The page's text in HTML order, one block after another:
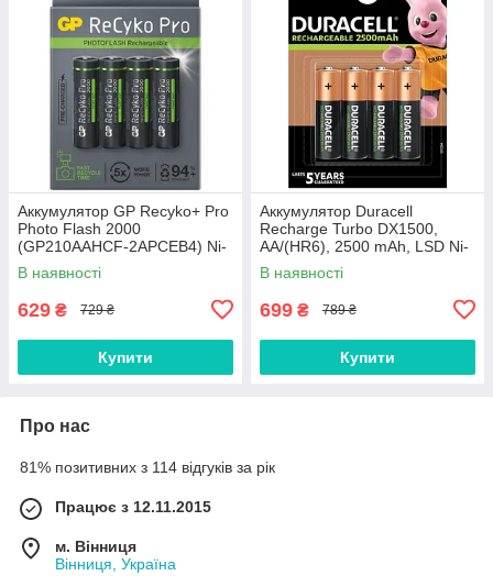
Аккумулятор GP Recyko+ Pro
Photo Flash 2000
(GP210AAHCF-2APCEB4) Ni-
MH, 2000mAh, LSD80-1, AA
В наявності
629 ₴ 729 ₴
Купити
Аккумулятор Duracell
Recharge Turbo DX1500,
AA/(HR6), 2500 mAh, LSD Ni-
MH, блистер 4шт
В наявності
699 ₴ 789 ₴
Купити
Про нас
81% позитивних з 114 відгуків за рік
Працює з 12.11.2015
м. Вінниця
Вінниця, Україна